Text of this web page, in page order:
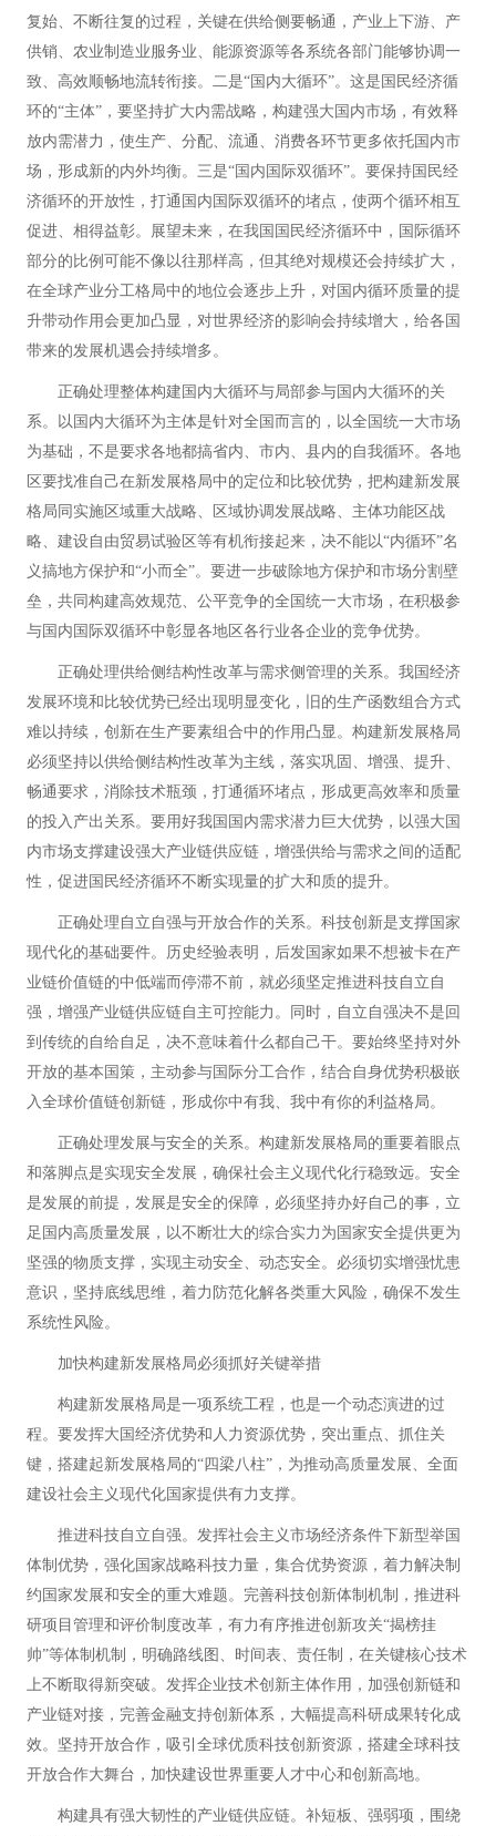
复始、不断往复的过程，关键在供给侧要畅通，产业上下游、产
供销、农业制造业服务业、能源资源等各系统各部门能够协调一
致、高效顺畅地流转衔接。二是“国内大循环”。这是国民经济循
环的“主体”，要坚持扩大内需战略，构建强大国内市场，有效释
放内需潜力，使生产、分配、流通、消费各环节更多依托国内市
场，形成新的内外均衡。三是“国内国际双循环”。要保持国民经
济循环的开放性，打通国内国际双循环的堵点，使两个循环相互
促进、相得益彰。展望未来，在我国国民经济循环中，国际循环
部分的比例可能不像以往那样高，但其绝对规模还会持续扩大，
在全球产业分工格局中的地位会逐步上升，对国内循环质量的提
升带动作用会更加凸显，对世界经济的影响会持续增大，给各国
带来的发展机遇会持续增多。
正确处理整体构建国内大循环与局部参与国内大循环的关
系。以国内大循环为主体是针对全国而言的，以全国统一大市场
为基础，不是要求各地都搞省内、市内、县内的自我循环。各地
区要找准自己在新发展格局中的定位和比较优势，把构建新发展
格局同实施区域重大战略、区域协调发展战略、主体功能区战
略、建设自由贸易试验区等有机衔接起来，决不能以“内循环”名
义搞地方保护和“小而全”。要进一步破除地方保护和市场分割壁
垒，共同构建高效规范、公平竞争的全国统一大市场，在积极参
与国内国际双循环中彰显各地区各行业各企业的竞争优势。
正确处理供给侧结构性改革与需求侧管理的关系。我国经济
发展环境和比较优势已经出现明显变化，旧的生产函数组合方式
难以持续，创新在生产要素组合中的作用凸显。构建新发展格局
必须坚持以供给侧结构性改革为主线，落实巩固、增强、提升、
畅通要求，消除技术瓶颈，打通循环堵点，形成更高效率和质量
的投入产出关系。要用好我国国内需求潜力巨大优势，以强大国
内市场支撑建设强大产业链供应链，增强供给与需求之间的适配
性，促进国民经济循环不断实现量的扩大和质的提升。
正确处理自立自强与开放合作的关系。科技创新是支撑国家
现代化的基础要件。历史经验表明，后发国家如果不想被卡在产
业链价值链的中低端而停滞不前，就必须坚定推进科技自立自
强，增强产业链供应链自主可控能力。同时，自立自强决不是回
到传统的自给自足，决不意味着什么都自己干。要始终坚持对外
开放的基本国策，主动参与国际分工合作，结合自身优势积极嵌
入全球价值链创新链，形成你中有我、我中有你的利益格局。
正确处理发展与安全的关系。构建新发展格局的重要着眼点
和落脚点是实现安全发展，确保社会主义现代化行稳致远。安全
是发展的前提，发展是安全的保障，必须坚持办好自己的事，立
足国内高质量发展，以不断壮大的综合实力为国家安全提供更为
坚强的物质支撑，实现主动安全、动态安全。必须切实增强忧患
意识，坚持底线思维，着力防范化解各类重大风险，确保不发生
系统性风险。
加快构建新发展格局必须抓好关键举措
构建新发展格局是一项系统工程，也是一个动态演进的过
程。要发挥大国经济优势和人力资源优势，突出重点、抓住关
键，搭建起新发展格局的“四梁八柱”，为推动高质量发展、全面
建设社会主义现代化国家提供有力支撑。
推进科技自立自强。发挥社会主义市场经济条件下新型举国
体制优势，强化国家战略科技力量，集合优势资源，着力解决制
约国家发展和安全的重大难题。完善科技创新体制机制，推进科
研项目管理和评价制度改革，有力有序推进创新攻关“揭榜挂
帅”等体制机制，明确路线图、时间表、责任制，在关键核心技术
上不断取得新突破。发挥企业技术创新主体作用，加强创新链和
产业链对接，完善金融支持创新体系，大幅提高科研成果转化成
效。坚持开放合作，吸引全球优质科技创新资源，搭建全球科技
开放合作大舞台，加快建设世界重要人才中心和创新高地。
构建具有强大韧性的产业链供应链。补短板、强弱项，围绕